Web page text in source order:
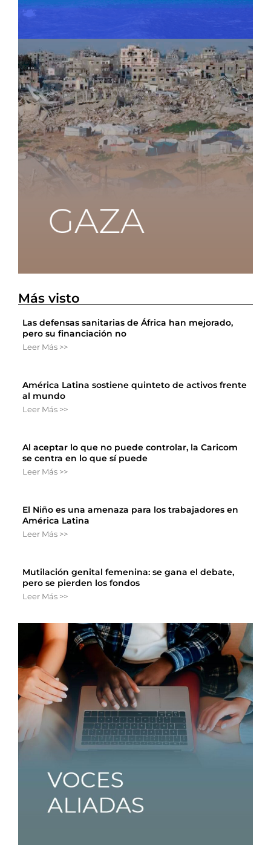
Más visto
Las defensas sanitarias de África han mejorado,
pero su financiación no
Leer Más >>
América Latina sostiene quinteto de activos frente
al mundo
Leer Más >>
Al aceptar lo que no puede controlar, la Caricom
se centra en lo que sí puede
Leer Más >>
El Niño es una amenaza para los trabajadores en
América Latina
Leer Más >>
Mutilación genital femenina: se gana el debate,
pero se pierden los fondos
Leer Más >>